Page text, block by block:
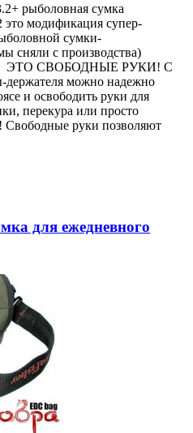
рыболовная сумка
модификация супер-
сумки-
сняли с производства)
ЭТО СВОБОДНЫЕ РУКИ! С
можно надежно
и освободить руки для
перекура или просто
Свободные руки позволяют
для ежедневного